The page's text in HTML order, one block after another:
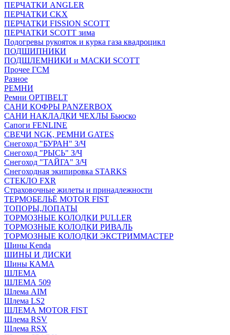
ПЕРЧАТКИ ANGLER
ПЕРЧАТКИ CKX
ПЕРЧАТКИ FISSION SCOTT
ПЕРЧАТКИ SCOTT зима
Подогревы рукояток и курка газа квадроцикл
ПОДШИПНИКИ
ПОДШЛЕМНИКИ и МАСКИ SCOTT
Прочее ГСМ
Разное
РЕМНИ
Ремни OPTIBELT
САНИ КОФРЫ PANZERBOX
САНИ НАКЛАДКИ ЧЕХЛЫ Бьюско
Сапоги FENLINE
СВЕЧИ NGK, РЕМНИ GATES
Снегоход "БУРАН" З/Ч
Снегоход "РЫСЬ" З/Ч
Снегоход "ТАЙГА" З/Ч
Снегоходная экипировка STARKS
СТЕКЛО FXR
Страховочные жилеты и принадлежности
ТЕРМОБЕЛЬЁ MOTOR FIST
ТОПОРЫ,ЛОПАТЫ
ТОРМОЗНЫЕ КОЛОДКИ PULLER
ТОРМОЗНЫЕ КОЛОДКИ РИВАЛЬ
ТОРМОЗНЫЕ КОЛОДКИ ЭКСТРИММАСТЕР
Шины Kenda
ШИНЫ И ДИСКИ
Шины КАМА
ШЛЕМА
ШЛЕМА 509
Шлема AIM
Шлема LS2
ШЛЕМА MOTOR FIST
Шлема RSV
Шлема RSX